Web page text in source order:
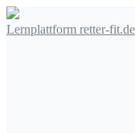
Lernplattform retter-fit.de